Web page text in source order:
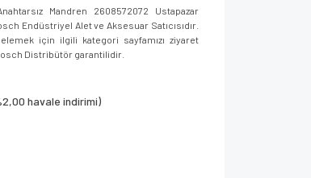
Mandren 2608572072 Ustapazar
Endüstriyel Alet ve Aksesuar Satıcısıdır.
için ilgili kategori sayfamızı ziyaret
Distribütör garantilidir.
havale indirimi)